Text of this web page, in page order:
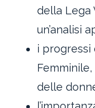
della Lega
un’analisi
i progressi
delle